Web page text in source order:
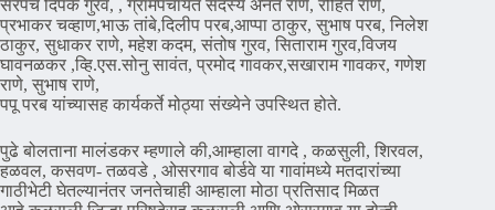
सरपंच दिपक गुरव, , ग्रामपंचायत सदस्य अनंत राणे, रोहित राणे,
प्रभाकर चव्हाण,भाऊ तांबे,दिलीप परब,आप्पा ठाकुर, सुभाष परब, निलेश
ठाकुर, सुधाकर राणे, महेश कदम, संतोष गुरव, सिताराम गुरव,विजय
घावनळकर ,व्हि.एस.सोनु‌ सावंत, प्रमोद गावकर,सखाराम गावकर, गणेश
राणे, सुभाष राणे,
पपू परब यांच्यासह कार्यकर्ते मोठ्या संख्येने उपस्थित होते.
पुढे बोलताना मालंडकर म्हणाले की,आम्हाला वागदे , कळसुली, शिरवल,
हळवल, कसवण- तळवडे , ओसरगाव बोर्डवे या गावांमध्ये मतदारांच्या
गाठीभेटी घेतल्यानंतर जनतेचाही आम्हाला मोठा प्रतिसाद मिळत